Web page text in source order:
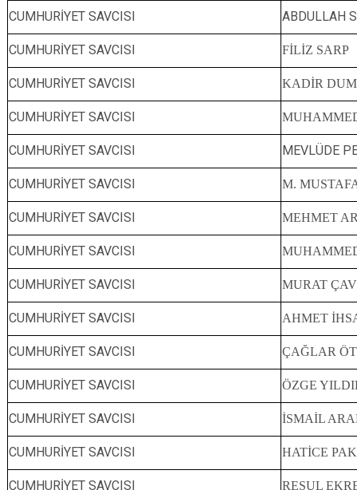
CUMHURİYET SAVCISI ABDULLAH
CUMHURİYET SAVCISI FİLİZ SARP
CUMHURİYET SAVCISI KADİR
CUMHURİYET SAVCISI
CUMHURİYET SAVCISI MEVLÜDE
CUMHURİYET SAVCISI M.
CUMHURİYET SAVCISI MEHMET
CUMHURİYET SAVCISI
CUMHURİYET SAVCISI MURAT
CUMHURİYET SAVCISI AHMET
CUMHURİYET SAVCISI ÇAĞLAR
CUMHURİYET SAVCISI ÖZGE
CUMHURİYET SAVCISI İSMAİL
CUMHURİYET SAVCISI HATİCE
CUMHURİYET SAVCISI RESUL